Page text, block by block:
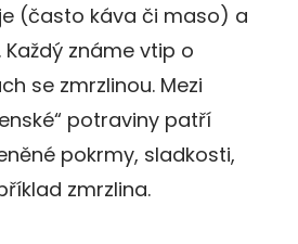
(často káva či maso) a
známe vtip o
se zmrzlinou. Mezi
potraviny patří
pokrmy, sladkosti,
zmrzlina.